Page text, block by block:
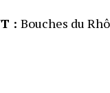
: Bouches du